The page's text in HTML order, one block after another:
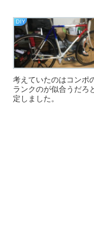
DIY
考えていたのはコンポ
ランクのが似合うだろ
定しました。